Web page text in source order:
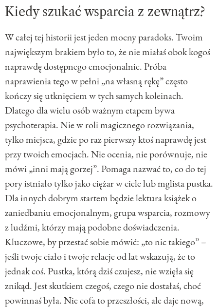
Kiedy szukać wsparcia z zewnątrz?
W całej tej historii jest jeden mocny paradoks. Twoim
największym brakiem było to, że nie miałaś obok kogoś
naprawdę dostępnego emocjonalnie. Próba
naprawienia tego w pełni „na własną rękę” często
kończy się utknięciem w tych samych koleinach.
Dlatego dla wielu osób ważnym etapem bywa
psychoterapia. Nie w roli magicznego rozwiązania,
tylko miejsca, gdzie po raz pierwszy ktoś naprawdę jest
przy twoich emocjach. Nie ocenia, nie porównuje, nie
mówi „inni mają gorzej”. Pomaga nazwać to, co do tej
pory istniało tylko jako ciężar w ciele lub mglista pustka.
Dla innych dobrym startem będzie lektura książek o
zaniedbaniu emocjonalnym, grupa wsparcia, rozmowy
z ludźmi, którzy mają podobne doświadczenia.
Kluczowe, by przestać sobie mówić: „to nic takiego” –
jeśli twoje ciało i twoje relacje od lat wskazują, że to
jednak coś. Pustka, którą dziś czujesz, nie wzięła się
znikąd. Jest skutkiem czegoś, czego nie dostałaś, choć
powinnaś była. Nie cofa to przeszłości, ale daje nową,